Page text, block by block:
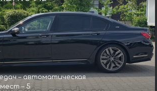
– автоматическая
– 5